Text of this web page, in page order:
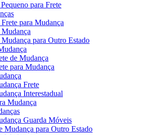
para Frete
para Mudança
para Outro Estado
de Mudança
para Mudança
Frete
Interestadual
Mudança
Guarda Móveis
Mudança para Outro Estado